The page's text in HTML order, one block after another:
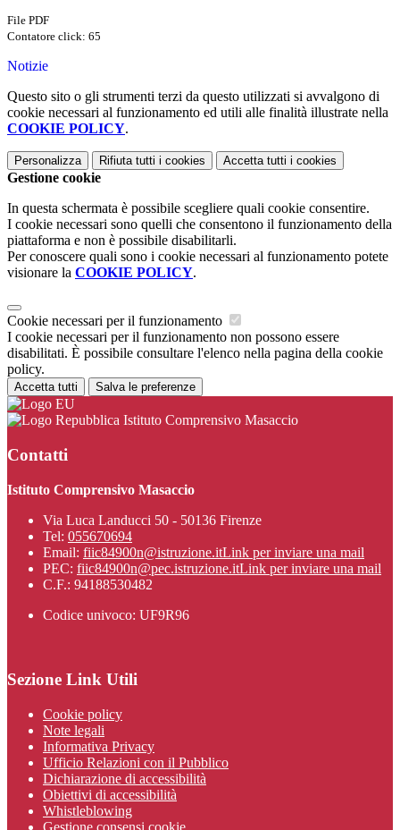
File PDF
Contatore click: 65
Notizie
Questo sito o gli strumenti terzi da questo utilizzati si avvalgono di
cookie necessari al funzionamento ed utili alle finalità illustrate nella
COOKIE POLICY.
Personalizza Rifiuta tutti i cookies Accetta tutti i cookies
Gestione cookie
In questa schermata è possibile scegliere quali cookie consentire.
I cookie necessari sono quelli che consentono il funzionamento della
piattaforma e non è possibile disabilitarli.
Per conoscere quali sono i cookie necessari al funzionamento potete
visionare la COOKIE POLICY.
Cookie necessari per il funzionamento
I cookie necessari per il funzionamento non possono essere
disabilitati. È possibile consultare l'elenco nella pagina della cookie
policy.
Accetta tutti Salva le preferenze
Istituto Comprensivo Masaccio
Contatti
Istituto Comprensivo Masaccio
Via Luca Landucci 50 - 50136 Firenze
Tel: 055670694
Email: fiic84900n@istruzione.itLink per inviare una mail
PEC: fiic84900n@pec.istruzione.itLink per inviare una mail
C.F.: 94188530482
Codice univoco: UF9R96
Sezione Link Utili
Cookie policy
Note legali
Informativa Privacy
Ufficio Relazioni con il Pubblico
Dichiarazione di accessibilità
Obiettivi di accessibilità
Whistleblowing
Gestione consensi cookie